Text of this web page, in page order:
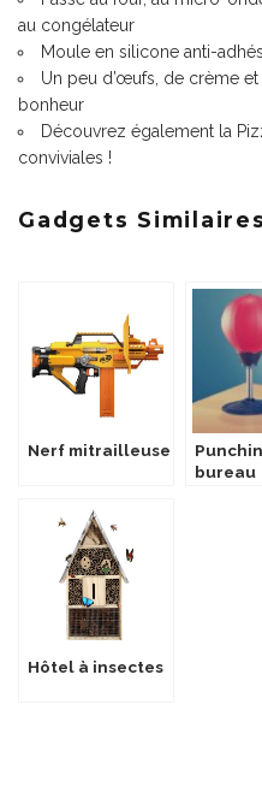
au congélateur
Moule en silicone anti-
Un peu d’œufs, de crème
bonheur
Découvrez également la
conviviales !
Gadgets Similaires
Nerf mitrailleuse
bureau
Hôtel à insectes